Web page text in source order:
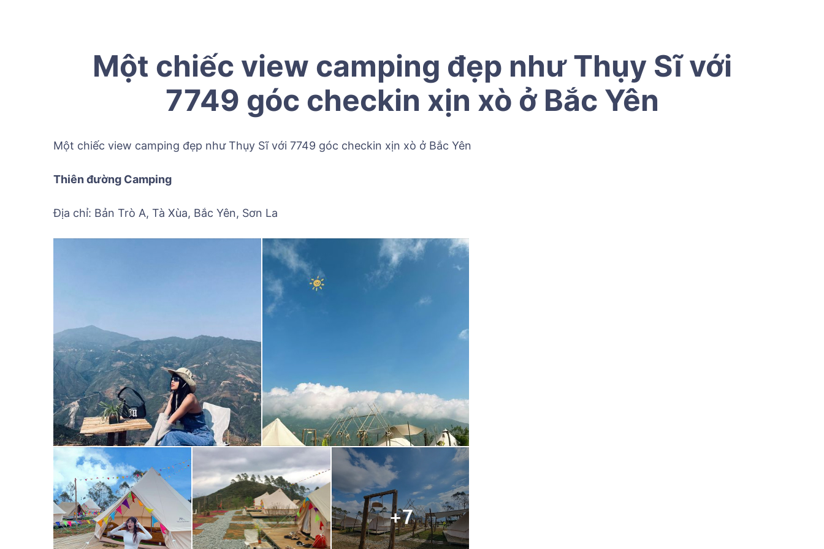
Một chiếc view camping đẹp như Thụy Sĩ với
7749 góc checkin xịn xò ở Bắc Yên
Một chiếc view camping đẹp như Thụy Sĩ với 7749 góc checkin xịn xò ở Bắc Yên
Thiên đường Camping
Địa chỉ: Bản Trò A, Tà Xùa, Bắc Yên, Sơn La